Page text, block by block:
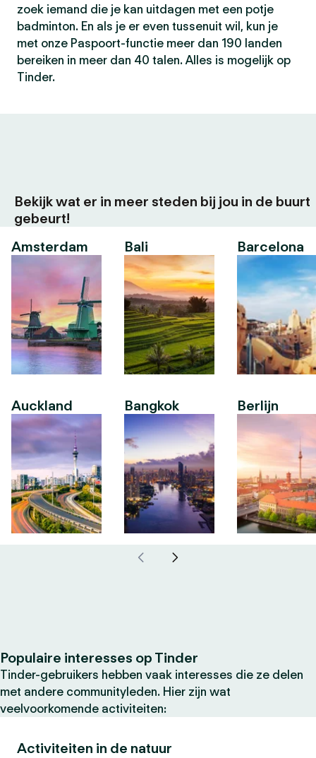
zoek iemand die je kan uitdagen met een potje
badminton. En als je er even tussenuit wil, kun je
met onze Paspoort-functie meer dan 190 landen
bereiken in meer dan 40 talen. Alles is mogelijk op
Tinder.
Bekijk wat er in meer steden bij jou in de buurt
gebeurt!
Amsterdam
Auckland
Bali
Bangkok
Barcelona
Berlijn
Populaire interesses op Tinder
Tinder-gebruikers hebben vaak interesses die ze delen
met andere communityleden. Hier zijn wat
veelvoorkomende activiteiten:
Activiteiten in de natuur